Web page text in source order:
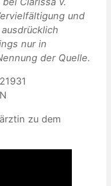
und
nur in
der Quelle.
zu dem